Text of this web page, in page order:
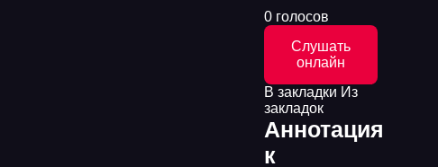
0 голосов
Слушать
онлайн
В закладки Из
закладок
Аннотация
к